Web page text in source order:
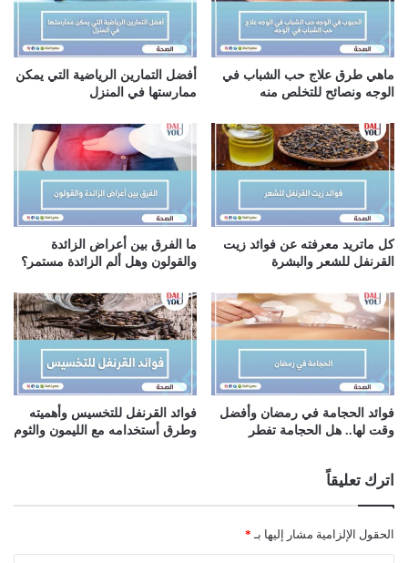
ت
و
ي
ماهي طرق علاج حب الشباب في
الوجه ونصائح للتخلص منه
أفضل التمارين الرياضية التي يمكن
ممارستها في المنزل
كل ماتريد معرفته عن فوائد زيت
القرنفل للشعر والبشرة
ما الفرق بين أعراض الزائدة
والقولون وهل ألم الزائدة مستمر؟
فوائد الحجامة في رمضان وأفضل
وقت لها.. هل الحجامة تفطر
فوائد القرنفل للتخسيس وأهميته
وطرق أستخدامه مع الليمون والثوم
اترك تعليقاً
الحقول الإلزامية مشار إليها بـ *